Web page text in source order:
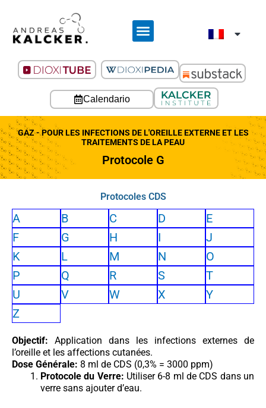
Calendario
GAZ - POUR LES INFECTIONS DE L'OREILLE EXTERNE ET LES
TRAITEMENTS DE LA PEAU
Protocole G
Objectif: Application dans les infections externes de
l’oreille et les affections cutanées.
Dose Générale: 8 ml de CDS (0,3% = 3000 ppm)
Protocole du Verre: Utiliser 6-8 ml de CDS dans un
verre sans ajouter d’eau.
Protocoles CDS
A B C D
E
F
G H I
J
K
L M N
O
P
Q R S
T
U
V W X
Y
Z